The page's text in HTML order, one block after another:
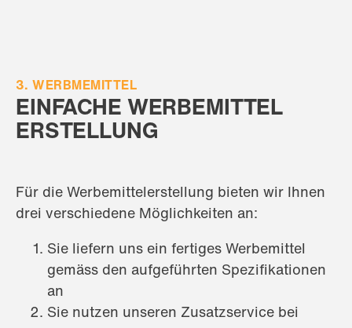
3. WERBMEMITTEL
EINFACHE WERBEMITTEL
ERSTELLUNG
Für die Werbemittelerstellung bieten wir Ihnen
drei verschiedene Möglichkeiten an:
Sie liefern uns ein fertiges Werbemittel
gemäss den aufgeführten Spezifikationen
an
Sie nutzen unseren Zusatzservice bei